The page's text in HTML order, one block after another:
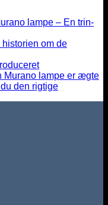
lampe – En trin-
om de
Murano lampe er ægte
den rigtige